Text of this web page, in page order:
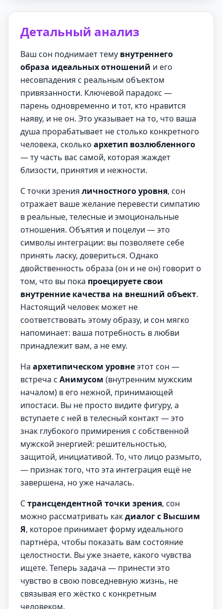
Детальный анализ
Ваш сон поднимает тему внутреннего
образа идеальных отношений и его
несовпадения с реальным объектом
привязанности. Ключевой парадокс —
парень одновременно и тот, кто нравится
наяву, и не он. Это указывает на то, что ваша
душа прорабатывает не столько конкретного
человека, сколько архетип возлюбленного
— ту часть вас самой, которая жаждет
близости, принятия и нежности.
С точки зрения личностного уровня, сон
отражает ваше желание перевести симпатию
в реальные, телесные и эмоциональные
отношения. Объятия и поцелуи — это
символы интеграции: вы позволяете себе
принять ласку, довериться. Однако
двойственность образа (он и не он) говорит о
том, что вы пока проецируете свои
внутренние качества на внешний объект.
Настоящий человек может не
соответствовать этому образу, и сон мягко
напоминает: ваша потребность в любви
принадлежит вам, а не ему.
На архетипическом уровнеэтот сон —
встреча с Анимусом (внутренним мужским
началом) в его нежной, принимающей
ипостаси. Вы не просто видите фигуру, а
вступаете с ней в телесный контакт — это
знак глубокого примирения с собственной
мужской энергией: решительностью,
защитой, инициативой. То, что лицо размыто,
— признак того, что эта интеграция ещё не
завершена, но уже началась.
Странсцендентной точки зрения, сон
можно рассматривать какдиалог с Высшим
Я, которое принимает форму идеального
партнёра, чтобы показать вам состояние
целостности. Вы уже знаете, какого чувства
ищете. Теперь задача — принести это
чувство в свою повседневную жизнь, не
связывая его жёстко с конкретным
человеком.